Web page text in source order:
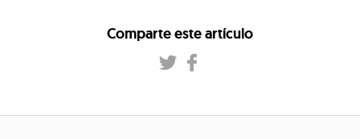
Comparte este artículo